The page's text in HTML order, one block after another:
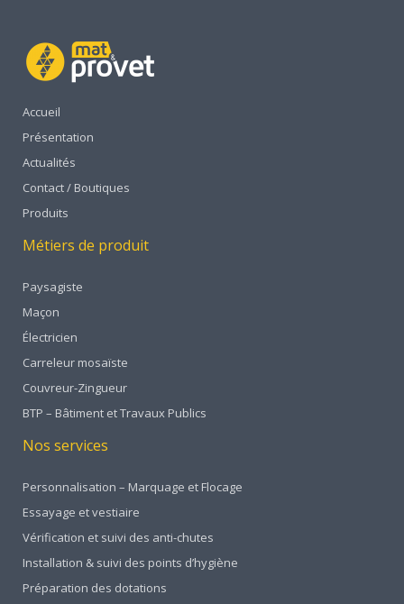
Accueil
Présentation
Actualités
Contact / Boutiques
Produits
Métiers de produit
Paysagiste
Maçon
Électricien
Carreleur mosaïste
Couvreur-Zingueur
BTP – Bâtiment et Travaux Publics
Nos services
Personnalisation – Marquage et Flocage
Essayage et vestiaire
Vérification et suivi des anti-chutes
Installation & suivi des points d’hygiène
Préparation des dotations